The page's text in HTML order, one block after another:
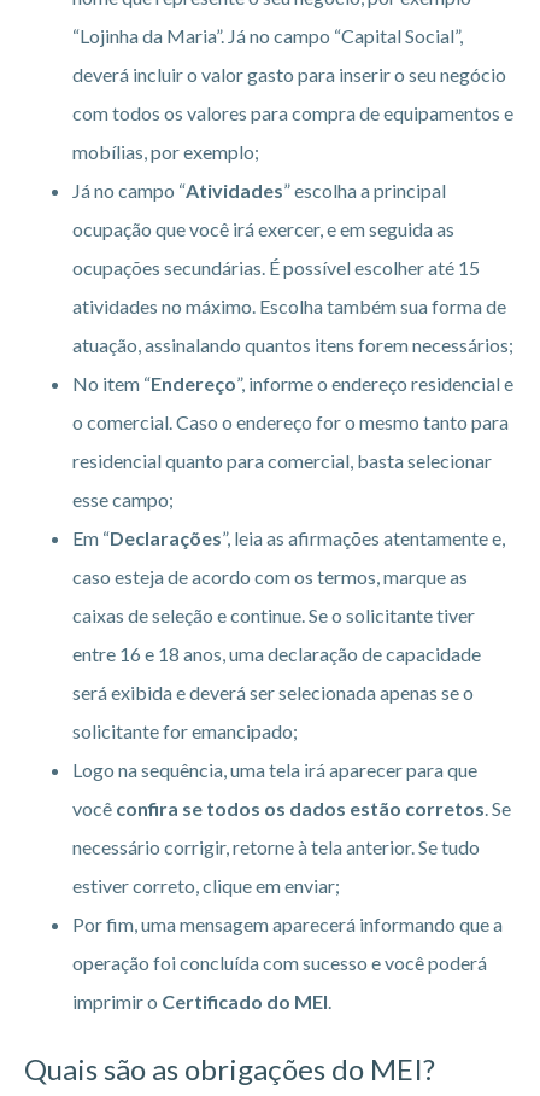
“Lojinha da Maria”. Já no campo “Capital Social”,
deverá incluir o valor gasto para inserir o seu negócio
com todos os valores para compra de equipamentos e
mobílias, por exemplo;
Já no campo “Atividades” escolha a principal
ocupação que você irá exercer, e em seguida as
ocupações secundárias. É possível escolher até 15
atividades no máximo. Escolha também sua forma de
atuação, assinalando quantos itens forem necessários;
No item “Endereço”, informe o endereço residencial e
o comercial. Caso o endereço for o mesmo tanto para
residencial quanto para comercial, basta selecionar
esse campo;
Em “Declarações”, leia as afirmações atentamente e,
caso esteja de acordo com os termos, marque as
caixas de seleção e continue. Se o solicitante tiver
entre 16 e 18 anos, uma declaração de capacidade
será exibida e deverá ser selecionada apenas se o
solicitante for emancipado;
Logo na sequência, uma tela irá aparecer para que
você confira se todos os dados estão corretos. Se
necessário corrigir, retorne à tela anterior. Se tudo
estiver correto, clique em enviar;
Por fim, uma mensagem aparecerá informando que a
operação foi concluída com sucesso e você poderá
imprimir o Certificado do MEI.
Quais são as obrigações do MEI?